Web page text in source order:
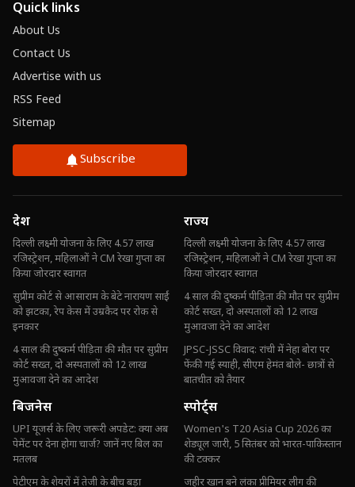
Quick links
About Us
Contact Us
Advertise with us
RSS Feed
Sitemap
Subscribe
देश
दिल्ली लक्ष्मी योजना के लिए 4.57 लाख
रजिस्ट्रेशन, महिलाओं ने CM रेखा गुप्ता का
किया जोरदार स्वागत
सुप्रीम कोर्ट से आसाराम के बेटे नारायण साईं
को झटका, रेप केस में उम्रकैद पर रोक से
इनकार
4 साल की दुष्कर्म पीड़िता की मौत पर सुप्रीम
कोर्ट सख्त, दो अस्पतालों को 12 लाख
मुआवजा देने का आदेश
राज्य
दिल्ली लक्ष्मी योजना के लिए 4.57 लाख
रजिस्ट्रेशन, महिलाओं ने CM रेखा गुप्ता का
किया जोरदार स्वागत
4 साल की दुष्कर्म पीड़िता की मौत पर सुप्रीम
कोर्ट सख्त, दो अस्पतालों को 12 लाख
मुआवजा देने का आदेश
JPSC-JSSC विवाद: रांची में नेहा बोरा पर
फेंकी गई स्याही, सीएम हेमंत बोले- छात्रों से
बातचीत को तैयार
बिजनेस
UPI यूजर्स के लिए जरूरी अपडेट: क्या अब
पेमेंट पर देना होगा चार्ज? जानें नए बिल का
मतलब
पेटीएम के शेयरों में तेजी के बीच बड़ा
स्पोर्ट्स
Women's T20 Asia Cup 2026 का
शेड्यूल जारी, 5 सितंबर को भारत-पाकिस्तान
की टक्कर
जहीर खान बने लंका प्रीमियर लीग की